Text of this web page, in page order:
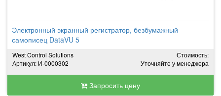
Электронный экранный регистратор, безбумажный
самописец DataVU 5
West Control Solutions
Артикул: И-0000302
Стоимость:
Уточняйте у менеджера
Запросить цену